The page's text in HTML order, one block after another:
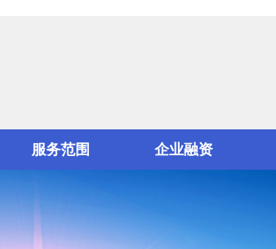
服务范围 企业融资